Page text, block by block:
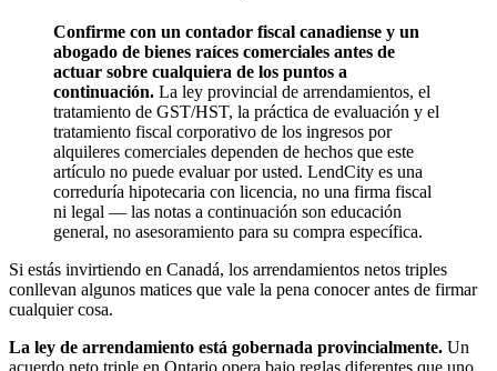
Confirme con un contador fiscal canadiense y un
abogado de bienes raíces comerciales antes de
actuar sobre cualquiera de los puntos a
continuación. La ley provincial de arrendamientos, el
tratamiento de GST/HST, la práctica de evaluación y el
tratamiento fiscal corporativo de los ingresos por
alquileres comerciales dependen de hechos que este
artículo no puede evaluar por usted. LendCity es una
correduría hipotecaria con licencia, no una firma fiscal
ni legal — las notas a continuación son educación
general, no asesoramiento para su compra específica.
Si estás invirtiendo en Canadá, los arrendamientos netos triples
conllevan algunos matices que vale la pena conocer antes de firmar
cualquier cosa.
La ley de arrendamiento está gobernada provincialmente. Un
acuerdo neto triple en Ontario opera bajo reglas diferentes que uno